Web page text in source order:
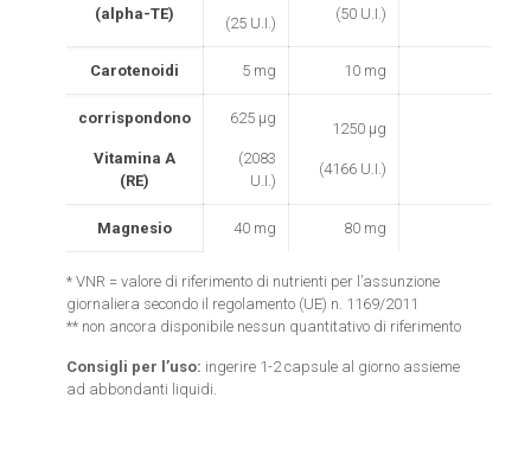
(alpha-TE)
(25 U.I.)
(50 U.I.)
Carotenoidi 5 mg 10 mg
corrispondono
Vitamina A
(RE)
625 µg
(2083
U.I.)
1250 µg
(4166 U.I.)
Magnesio 40 mg 80 mg
* VNR = valore di riferimento di nutrienti per l’assunzione
giornaliera secondo il regolamento (UE) n. 1169/2011
** non ancora disponibile nessun quantitativo di riferimento
Consigli per l’uso: ingerire 1-2 capsule al giorno assieme
ad abbondanti liquidi.